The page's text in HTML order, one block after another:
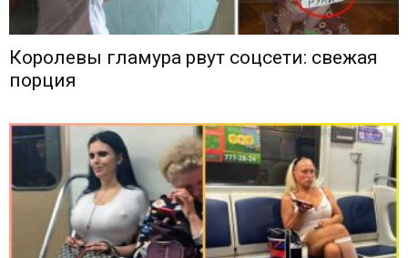
Королевы гламура рвут соцсети: свежая
порция